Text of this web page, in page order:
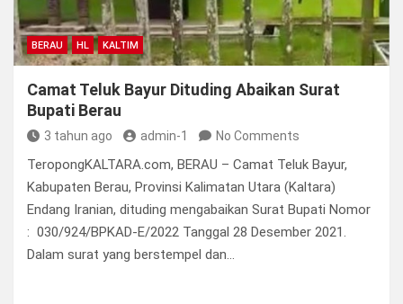
BERAU HL KALTIM
Camat Teluk Bayur Dituding Abaikan Surat
Bupati Berau
3 tahun ago admin-1 No Comments
TeropongKALTARA.com, BERAU – Camat Teluk Bayur,
Kabupaten Berau, Provinsi Kalimatan Utara (Kaltara)
Endang Iranian, dituding mengabaikan Surat Bupati Nomor
: 030/924/BPKAD-E/2022 Tanggal 28 Desember 2021.
Dalam surat yang berstempel dan…